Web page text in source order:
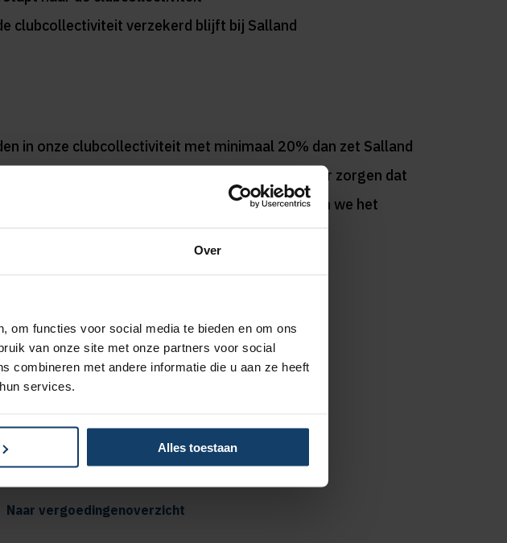
Over
om functies voor social media te bieden en om ons
van onze site met onze partners voor social
combineren met andere informatie die u aan ze heeft
services.
Alles toestaan
clubcollectiviteit verzekerd blijft bij Salland
in onze clubcollectiviteit met minimaal 20% dan zet Salland
Jij kan er dus voor zorgen dat
naar de clubcollectiviteit. Samen kunnen we het
Sportmedisch advies
Vergoeding tot €250 per kalenderjaar bij
pakket Top
Naar vergoedingenoverzicht